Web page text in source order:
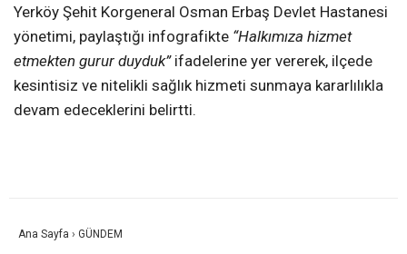
Yerköy Şehit Korgeneral Osman Erbaş Devlet Hastanesi
yönetimi, paylaştığı infografikte “Halkımıza hizmet
etmekten gurur duyduk”ifadelerine yer vererek, ilçede
kesintisiz ve nitelikli sağlık hizmeti sunmaya kararlılıkla
devam edeceklerini belirtti.
Ana Sayfa › GÜNDEM